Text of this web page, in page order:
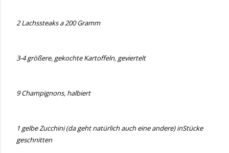
2 Lachssteaks a 200 Gramm
3-4 größere, gekochte Kartoffeln, geviertelt
9 Champignons, halbiert
1 gelbe Zucchini (da geht natürlich auch eine andere) inStücke
geschnitten